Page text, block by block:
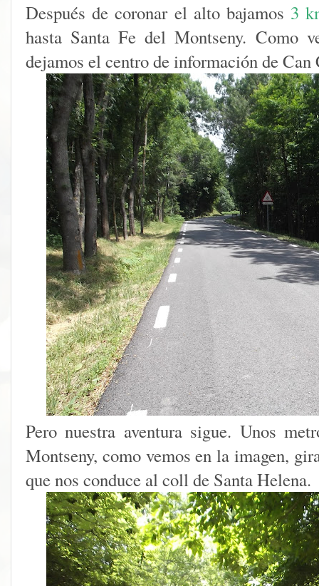
Después de coronar el alto bajamos 3
hasta Santa Fe del Montseny. Como
dejamos el centro de información de Can
Pero nuestra aventura sigue. Unos
Montseny, como vemos en la imagen,
que nos conduce al coll de Santa Helena.